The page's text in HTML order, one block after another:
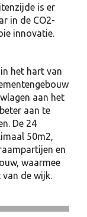
is er
in de CO2-
innovatie.
het hart van
aan het
aan te
De 24
50m2,
en
waarmee
de wijk.